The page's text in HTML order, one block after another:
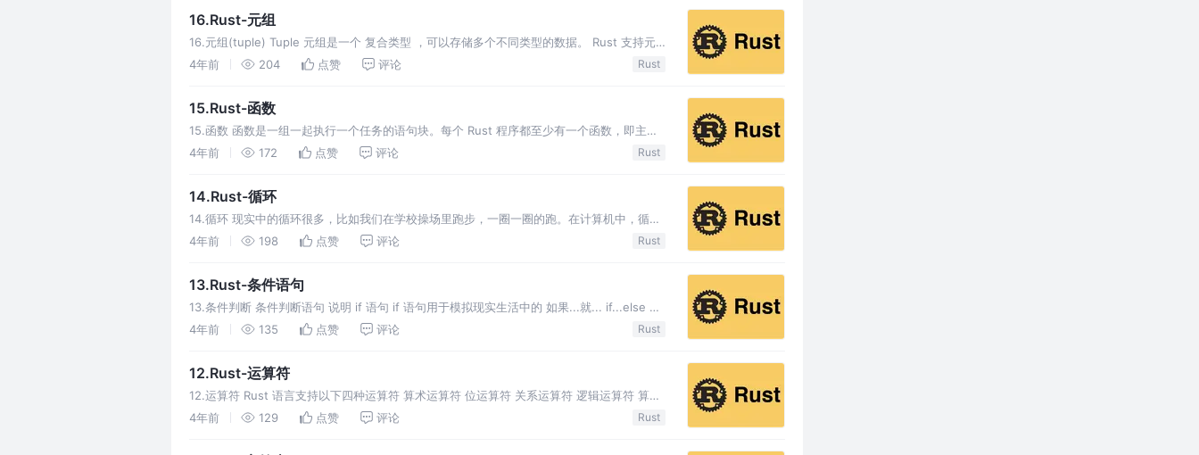
16.Rust-元组
16.元组(tuple) Tuple 元组是一个 复合类型 ，可以存储多个不同类型的数据。 Rust 支持元
组 tuple 类型。元组使用括号 () 来构造（construct）。函数可以使用元组来返
4年前 204 点赞 评论 Rust
15.Rust-函数
15.函数 函数是一组一起执行一个任务的语句块。每个 Rust 程序都至少有一个函数，即主函
数 main()。划分的标准是每个函数执行一个单一的任务。这也是软件设计中经常说的 单一职
4年前 172 点赞 评论 Rust
14.Rust-循环
14.循环 现实中的循环很多，比如我们在学校操场里跑步，一圈一圈的跑。在计算机中，循环
其实就是一种重复，在满足指定的条件下，重复的做某些事情。 Rust 语言中也有三种表示 循
4年前 198 点赞 评论 Rust
13.Rust-条件语句
13.条件判断 条件判断语句 说明 if 语句 if 语句用于模拟现实生活中的 如果...就... if...else 语
句 if...else 语句用于模拟 如果...就...否则... else.
4年前 135 点赞 评论 Rust
12.Rust-运算符
12.运算符 Rust 语言支持以下四种运算符 算术运算符 位运算符 关系运算符 逻辑运算符 算术
运算符 名称 运算符 加 + 减 - 乘 * 除 / 求余 % 关系运算符 名称 运算符 说明 大于
4年前 129 点赞 评论 Rust